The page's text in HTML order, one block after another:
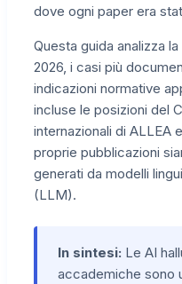
dove ogni paper era
Questa guida analizza
2026, i casi più
indicazioni normative
incluse le posizioni del
internazionali di ALLEA
proprie pubblicazioni
generati da modelli
(LLM).
In sintesi: Le AI
accademiche sono